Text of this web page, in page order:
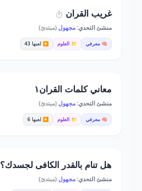
غريب القران ⏱️
منشئ التحدي:مجهول (مبتدئ)
🧠 معرفي 📁 العلوم ▶️ لعبها 43
معاني كلمات القران١
منشئ التحدي:مجهول (مبتدئ)
🧠 معرفي 📁 العلوم ▶️ لعبها 6
هل تنام بالقدر الكافى لجسدك؟
منشئ التحدي:مجهول (مبتدئ)